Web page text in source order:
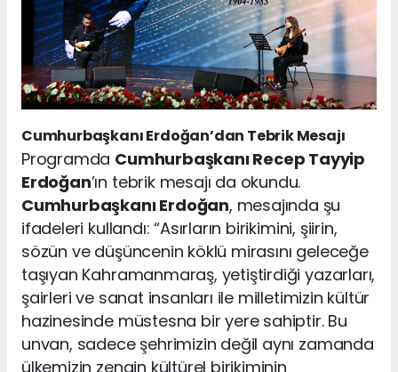
Cumhurbaşkanı Erdoğan’dan Tebrik Mesajı
Programda Cumhurbaşkanı Recep Tayyip
Erdoğan’ın tebrik mesajı da okundu.
Cumhurbaşkanı Erdoğan, mesajında şu
ifadeleri kullandı: “Asırların birikimini, şiirin,
sözün ve düşüncenin köklü mirasını geleceğe
taşıyan Kahramanmaraş, yetiştirdiği yazarları,
şairleri ve sanat insanları ile milletimizin kültür
hazinesinde müstesna bir yere sahiptir. Bu
unvan, sadece şehrimizin değil aynı zamanda
ülkemizin zengin kültürel birikiminin